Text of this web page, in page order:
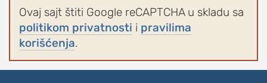
Ovaj sajt štiti Google reCAPTCHA u skladu sa
politikom privatnosti i pravilima
korišćenja.